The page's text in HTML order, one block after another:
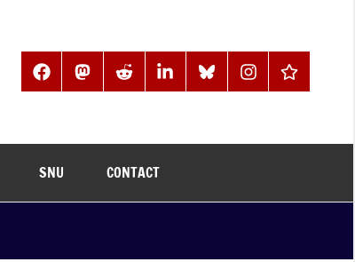
FacebookMastodonReddit LinkedInBlueSkyInstagramThreads
SNU CONTACT